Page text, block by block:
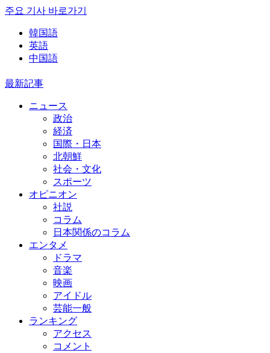
주요 기사 바로가기
韓国語
英語
中国語
最新記事
ニュース
政治
経済
国際・日本
北朝鮮
社会・文化
スポーツ
オピニオン
社説
コラム
日本関係のコラム
エンタメ
ドラマ
音楽
映画
アイドル
芸能一般
ランキング
アクセス
コメント